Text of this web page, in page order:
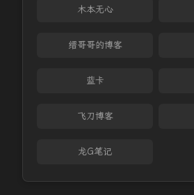
木本无心
缙哥哥的博客
蓝卡
飞刀博客
龙G笔记